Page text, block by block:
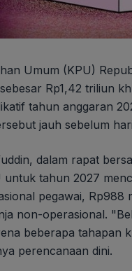
Umum (KPU)
Rp1,42 triliun
tahun anggaran
jauh sebelum
dalam rapat
untuk tahun 2027
pegawai,
non-operasional.
beberapa tahapan
perencanaan dini.